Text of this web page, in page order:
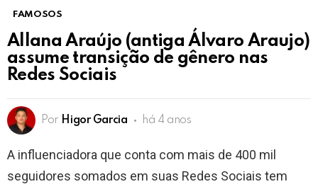
FAMOSOS
Allana Araújo (antiga Álvaro Araujo)
assume transição de gênero nas
Redes Sociais
Por Higor Garcia há 4 anos
A influenciadora que conta com mais de 400 mil
seguidores somados em suas Redes Sociais tem